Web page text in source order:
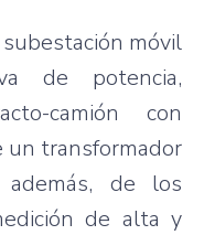
subestación móvil
de potencia,
camión con
un transformador
además, de los
de alta y